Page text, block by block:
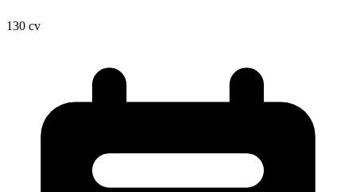
130 cv